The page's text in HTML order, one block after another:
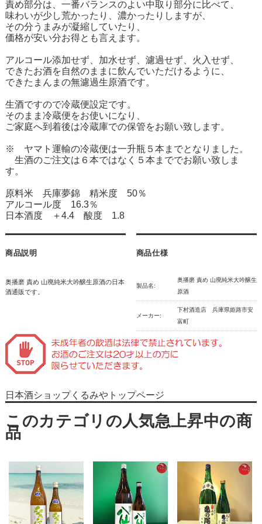
責め部分は、一番バランスのよい中取り部分に比べて、
味わいが少し荒かったり、濃かったりしますが、
その分うまみが凝縮していたり、
価格が安い分お得とも言えます。
アルコール添加せず、加水せず、濾過せず、火入せず、
できたお酒を自然のままに飲んでいただけるように、
できたまんまの無濾過生原酒です。
生酒ですので冷蔵便設定です。
そのまま冷蔵便をお使いになり、
ご家庭へ到着後は冷蔵庫での保管をお願い致します。
※ ヤマト運輸の冷蔵便は一升瓶５本までとなりました。
生酒のご注文は６本ではなく５本まででお願い致しま
す。
原料米 兵庫夢錦 精米度 50％
アルコール度 16.3％
日本酒度 ＋4.4 酸度 1.8
商品説明
奥播磨 責め 山廃純米大吟醸生原酒の日本
酒通販です。
商品仕様
製品名:
奥播磨 責め 山廃純米大吟醸生
原酒
メーカー:
下村酒造店 兵庫県姫路市安
富町
日本酒ショップくるみやトップページ